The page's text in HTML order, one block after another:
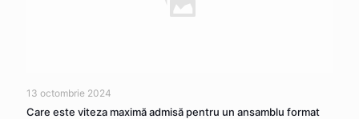
13 octombrie 2024
Care este viteza maximă admisă pentru un ansamblu format